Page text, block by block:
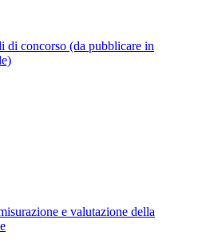
di concorso (da pubblicare in
e valutazione della